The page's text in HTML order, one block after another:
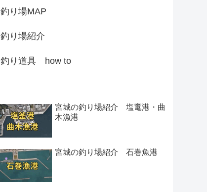
釣り場MAP
釣り場紹介
釣り道具 how to
宮城の釣り場紹介 塩竃港・曲
木漁港
宮城の釣り場紹介 石巻魚港